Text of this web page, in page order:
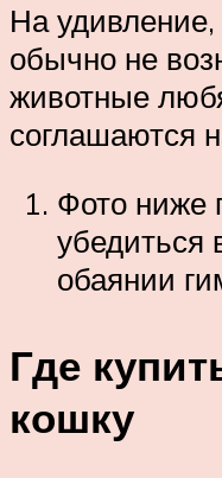
На
обычно не
животные
соглашаются
Фото ниже
убедиться
обаянии
Где
кошку